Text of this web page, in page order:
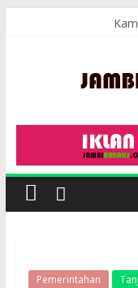
Pemerintahan